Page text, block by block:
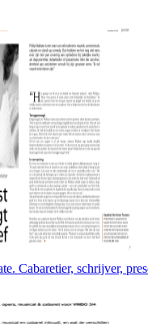
Cabaretier, schrijver,